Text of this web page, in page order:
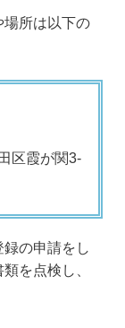
場所は以下の
区霞が関3-
の申請をし
を点検し、